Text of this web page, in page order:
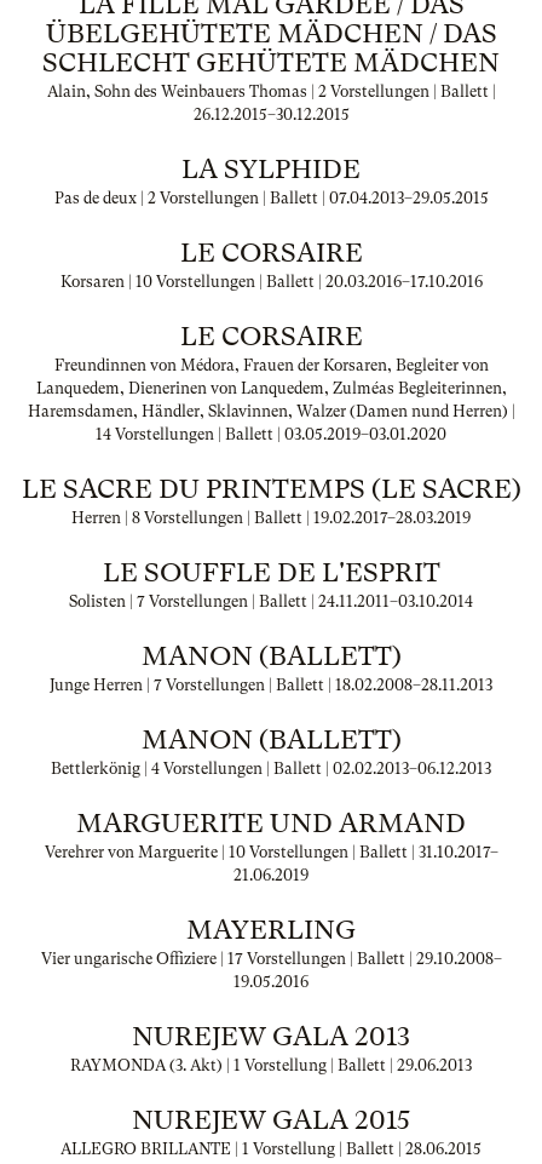
ÜBELGEHÜTETE MÄDCHEN / DAS
SCHLECHT GEHÜTETE MÄDCHEN
Alain, Sohn des Weinbauers Thomas | 2 Vorstellungen | Ballett |
26.12.2015–30.12.2015
LA SYLPHIDE
Pas de deux | 2 Vorstellungen | Ballett | 07.04.2013–29.05.2015
LE CORSAIRE
Korsaren | 10 Vorstellungen | Ballett | 20.03.2016–17.10.2016
LE CORSAIRE
Freundinnen von Médora, Frauen der Korsaren, Begleiter von
Lanquedem, Dienerinen von Lanquedem, Zulméas Begleiterinnen,
Haremsdamen, Händler, Sklavinnen, Walzer (Damen nund Herren) |
14 Vorstellungen | Ballett | 03.05.2019–03.01.2020
LE SACRE DU PRINTEMPS (LE SACRE)
Herren | 8 Vorstellungen | Ballett | 19.02.2017–28.03.2019
LE SOUFFLE DE L'ESPRIT
Solisten | 7 Vorstellungen | Ballett | 24.11.2011–03.10.2014
MANON (BALLETT)
Junge Herren | 7 Vorstellungen | Ballett | 18.02.2008–28.11.2013
MANON (BALLETT)
Bettlerkönig | 4 Vorstellungen | Ballett | 02.02.2013–06.12.2013
MARGUERITE UND ARMAND
Verehrer von Marguerite | 10 Vorstellungen | Ballett | 31.10.2017–
21.06.2019
MAYERLING
Vier ungarische Offiziere | 17 Vorstellungen | Ballett | 29.10.2008–
19.05.2016
NUREJEW GALA 2013
RAYMONDA (3. Akt) | 1 Vorstellung | Ballett | 29.06.2013
NUREJEW GALA 2015
ALLEGRO BRILLANTE | 1 Vorstellung | Ballett | 28.06.2015